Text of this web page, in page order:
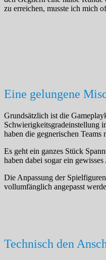
zu erreichen, musste ich mich
Eine gelungene
Grundsätzlich ist die
Schwierigkeitsgradeinstellung
haben die gegnerischen
Es geht ein ganzes Stück
haben dabei sogar ein
Die Anpassung der
vollumfänglich angepasst
Technisch den